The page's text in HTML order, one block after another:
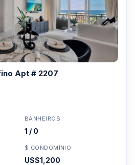
Apt # 2207
BANHEIROS
1 / 0
$ CONDOMÍNIO
US$1,200